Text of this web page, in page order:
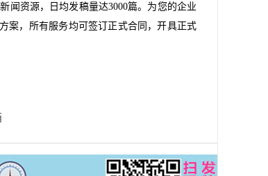
闻资源，日均发稿量达3000篇。为您的企业
案，所有服务均可签订正式合同，开具正式